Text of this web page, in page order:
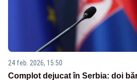
24 feb. 2026, 15:50
Complot dejucat în Serbia: doi